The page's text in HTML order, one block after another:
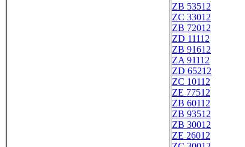
ZB 53512
ZC 33012
ZB 72012
ZD 11112
ZB 91612
ZA 91112
ZD 65212
ZC 10112
ZE 77512
ZB 60112
ZB 93512
ZB 30012
ZE 26012